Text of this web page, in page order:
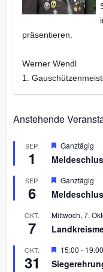
präsentieren.
Werner Wendl
1.
Anstehende
SEP.
1
H
r
o
r
e
h
o
e
Ganztägig
SEP.
6
H
r
o
r
e
h
o
Ganztägig
OKT.
7
Mittwoch, 7.
OKT.
31
H
r
15:00 - 19:00